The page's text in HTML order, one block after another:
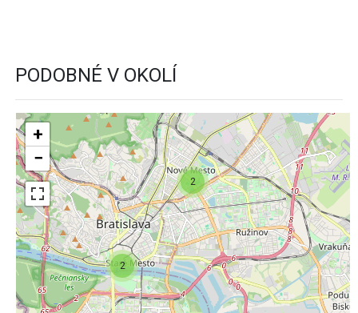
PODOBNÉ V OKOLÍ
2
2
+
−